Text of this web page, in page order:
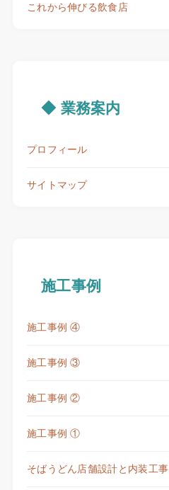
これから伸びる飲食店
◆ 業務案内
プロフィール
サイトマップ
施工事例
施工事例 ④
施工事例 ③
施工事例 ②
施工事例 ①
そばうどん店舗設計と内装工事